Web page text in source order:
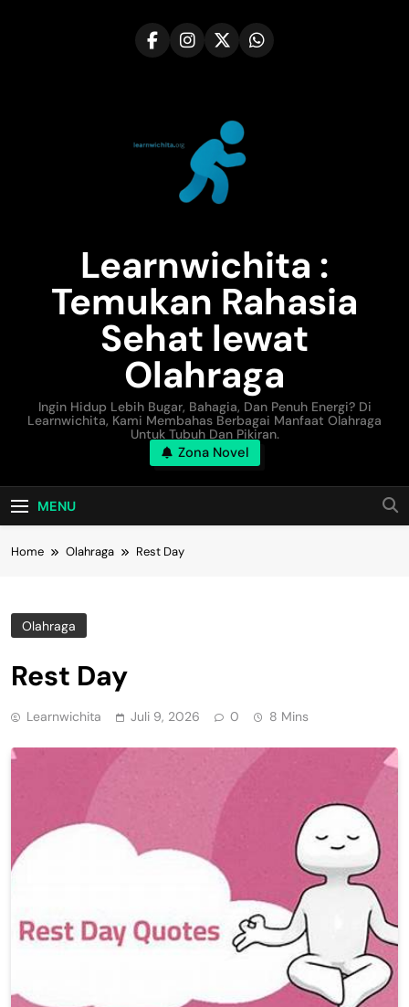
Learnwichita :
Temukan Rahasia
Sehat lewat
Olahraga
Ingin Hidup Lebih Bugar, Bahagia, Dan Penuh Energi? Di
Learnwichita, Kami Membahas Berbagai Manfaat Olahraga
Untuk Tubuh Dan Pikiran.
Zona Novel
MENU
Home Olahraga Rest Day
Olahraga
Rest Day
Learnwichita Juli 9, 2026 0 8 Mins